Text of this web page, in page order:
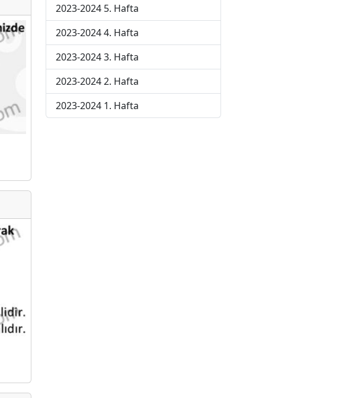
2023-2024 5. Hafta
2023-2024 4. Hafta
2023-2024 3. Hafta
2023-2024 2. Hafta
2023-2024 1. Hafta